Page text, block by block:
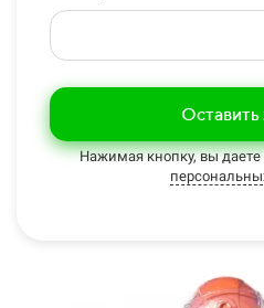
Оставить
Нажимая кнопку, вы даете